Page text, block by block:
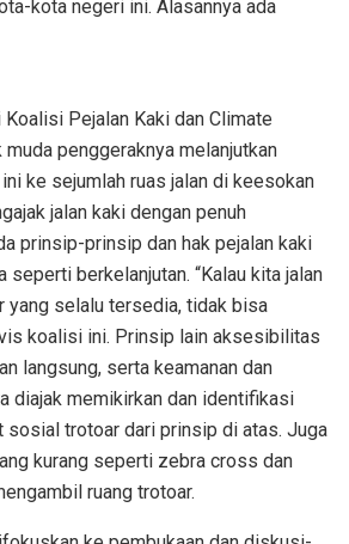
kota negeri ini. Alasannya ada
Pejalan Kaki dan Climate
muda penggeraknya melanjutkan
ke sejumlah ruas jalan di keesokan
jalan kaki dengan penuh
prinsip-prinsip dan hak pejalan kaki
seperti berkelanjutan. “Kalau kita jalan
yang selalu tersedia, tidak bisa
koalisi ini. Prinsip lain aksesibilitas
langsung, serta keamanan dan
diajak memikirkan dan identifikasi
sosial trotoar dari prinsip di atas. Juga
kurang seperti zebra cross dan
ruang trotoar.